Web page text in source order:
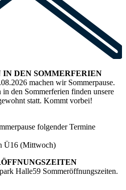
IN DEN SOMMERFERIEN
machen wir Sommerpause.
in den Sommerferien finden unsere
statt. Kommt vorbei!
folgender Termine
Ü16 (Mittwoch)
Halle59 Sommeröffnungszeiten.